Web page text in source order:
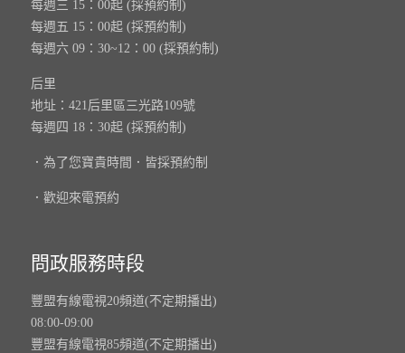
每週三 15：00起 (採預約制)
每週五 15：00起 (採預約制)
每週六 09：30~12：00 (採預約制)
后里
地址：421后里區三光路109號
每週四 18：30起 (採預約制)
．為了您寶貴時間．皆採預約制
．歡迎來電預約
問政服務時段
豐盟有線電視20頻道(不定期播出)
08:00-09:00
豐盟有線電視85頻道(不定期播出)